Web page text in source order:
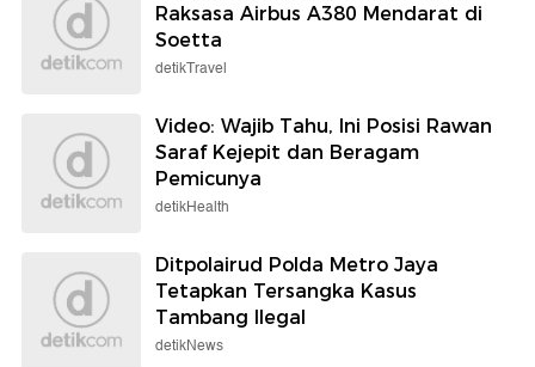
Raksasa Airbus A380 Mendarat di
Soetta
detikTravel
Video: Wajib Tahu, Ini Posisi Rawan
Saraf Kejepit dan Beragam
Pemicunya
detikHealth
Ditpolairud Polda Metro Jaya
Tetapkan Tersangka Kasus
Tambang Ilegal
detikNews